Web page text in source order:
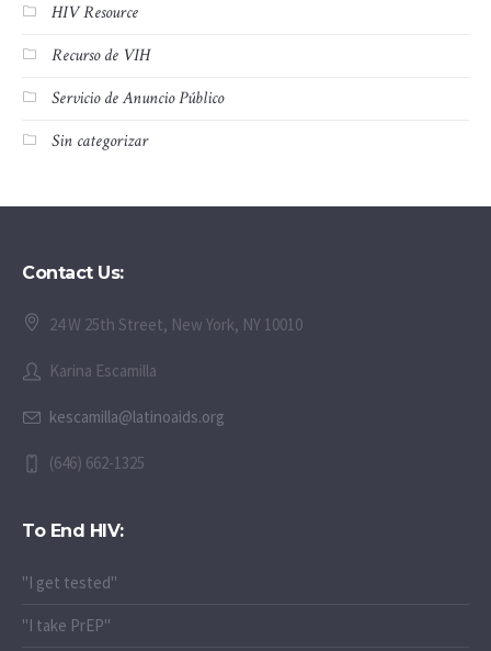
HIV Resource
Recurso de VIH
Servicio de Anuncio Público
Sin categorizar
Contact Us:
24 W 25th Street, New York, NY 10010
Karina Escamilla
kescamilla@latinoaids.org
(646) 662-1325
To End HIV:
"I get tested"
"I take PrEP"